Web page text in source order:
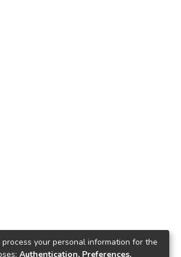
your personal information for the
Authentication, Preferences,